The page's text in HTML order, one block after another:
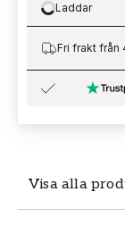
Visa alla
Loading…
Laddar
Fri frakt från